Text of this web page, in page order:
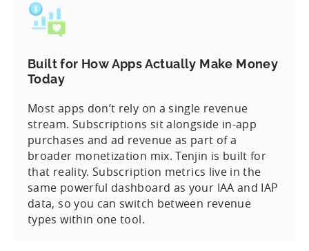
Built for How Apps Actually Make Money
Today
Most apps don’t rely on a single revenue
stream. Subscriptions sit alongside in-app
purchases and ad revenue as part of a
broader monetization mix. Tenjin is built for
that reality. Subscription metrics live in the
same powerful dashboard as your IAA and IAP
data, so you can switch between revenue
types within one tool.